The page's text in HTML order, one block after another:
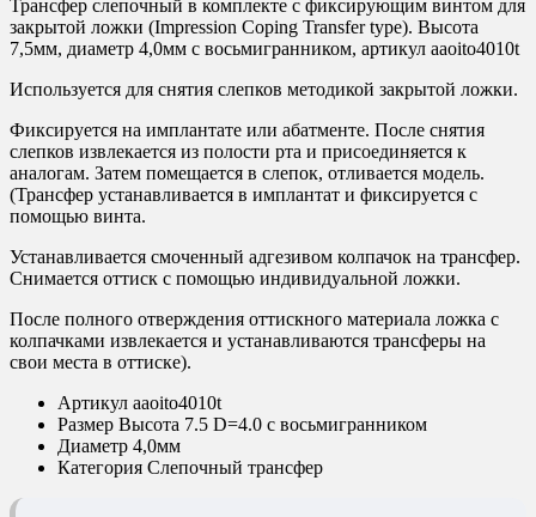
Трансфер слепочный в комплекте с фиксирующим винтом для
закрытой ложки (Impression Coping Transfer type). Высота
7,5мм, диаметр 4,0мм с восьмигранником, артикул aaoito4010t
Используется для снятия слепков методикой закрытой ложки.
Фиксируется на имплантате или абатменте. После снятия
слепков извлекается из полости рта и присоединяется к
аналогам. Затем помещается в слепок, отливается модель.
(Трансфер устанавливается в имплантат и фиксируется с
помощью винта.
Устанавливается смоченный адгезивом колпачок на трансфер.
Снимается оттиск с помощью индивидуальной ложки.
После полного отверждения оттискного материала ложка с
колпачками извлекается и устанавливаются трансферы на
свои места в оттиске).
Артикул aaoito4010t
Размер Высота 7.5 D=4.0 с восьмигранником
Диаметр 4,0мм
Категория Слепочный трансфер